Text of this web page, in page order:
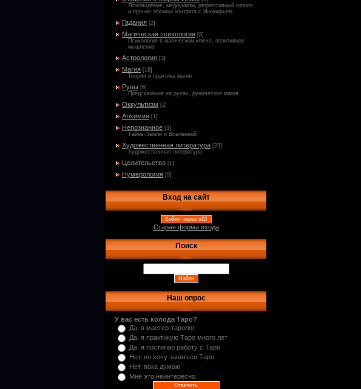
Ясновидение, медиумизм, регрессивный гипноз
и прочие техники контакта с Иномирьем
Гадания [2]
Магическая психология [8]
Психология в магическом ключе, позитивное
мышление
Астрология [3]
Магия [18]
Теория и практика магии
Руны [6]
Предсказания на рунах, руническая магия
Оккультизм [2]
Алхимия [1]
Непознанное [3]
Тайны Земли и Вселенной
Художественная литература [23]
Художественная литература
Целительство [1]
Нумерология [9]
Вход на сайт
Войти через uID
Старая форма входа
Поиск
Наш опрос
У вас есть колода Таро?
Да, я мастер-таролог
Да, я практикую Таро много лет
Да, я постигаю работу с Таро
Нет, но хочу заняться Таро
Нет, пока думаю
Мне это неинтересно